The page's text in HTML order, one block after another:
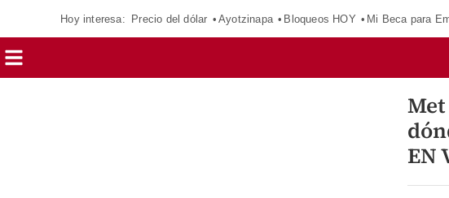
Hoy interesa: Precio del dólar Ayotzinapa Bloqueos HOY Mi Beca para
EN